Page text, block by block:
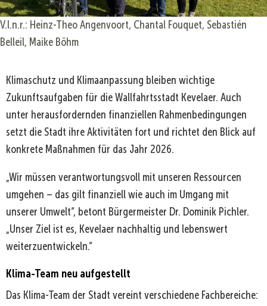
V.l.n.r.: Heinz-Theo Angenvoort, Chantal Fouquet, Sebastién
Belleil, Maike Böhm
Klimaschutz und Klimaanpassung bleiben wichtige
Zukunftsaufgaben für die Wallfahrtsstadt Kevelaer. Auch
unter herausfordernden finanziellen Rahmenbedingungen
setzt die Stadt ihre Aktivitäten fort und richtet den Blick auf
konkrete Maßnahmen für das Jahr 2026.
„Wir müssen verantwortungsvoll mit unseren Ressourcen
umgehen – das gilt finanziell wie auch im Umgang mit
unserer Umwelt“, betont Bürgermeister Dr. Dominik Pichler.
„Unser Ziel ist es, Kevelaer nachhaltig und lebenswert
weiterzuentwickeln.“
Klima-Team neu aufgestellt
Das Klima-Team der Stadt vereint verschiedene Fachbereiche: